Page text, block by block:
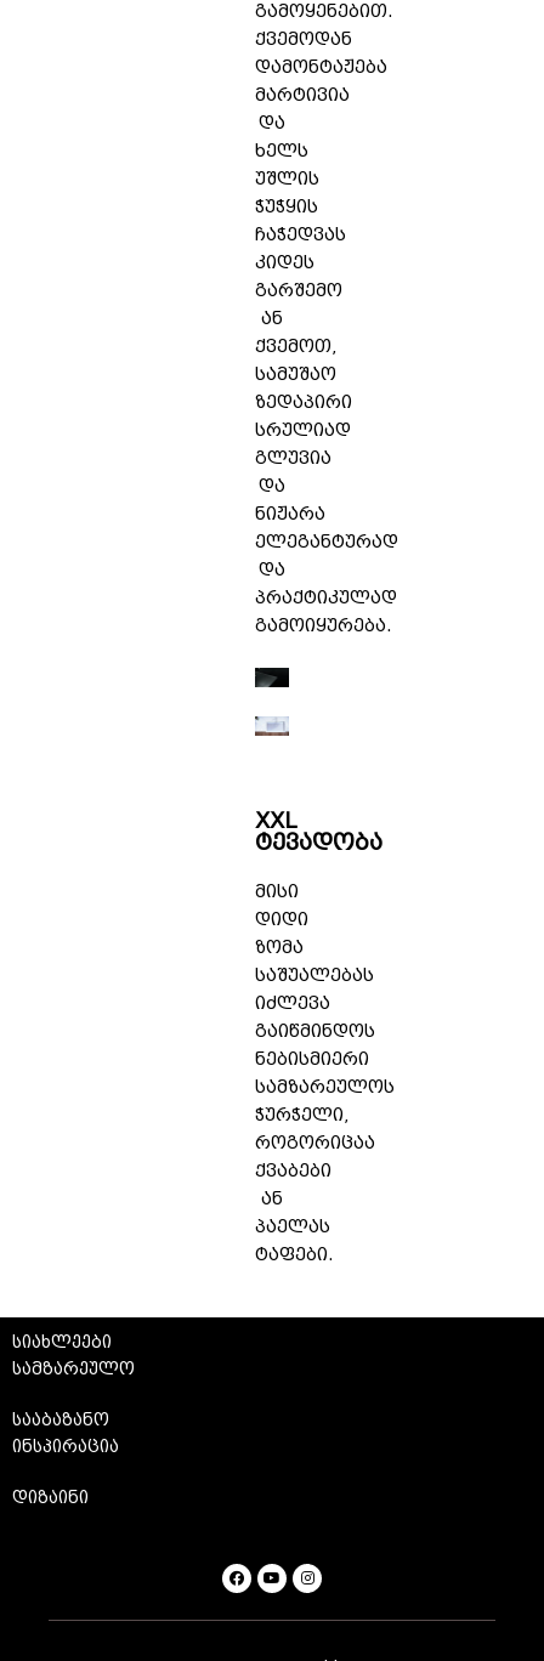
გამოყენებით.
ქვემოდან
დამონტაჟება
მარტივია
და
ხელს
უშლის
ჭუჭყის
ჩაჭედვას
კიდეს
გარშემო
ან
ქვემოთ,
სამუშაო
ზედაპირი
სრულიად
გლუვია
და
ნიჟარა
ელეგანტურად
და
პრაქტიკულად
გამოიყურება.
XXL
ტევადობა
მისი
დიდი
ზომა
საშუალებას
იძლევა
გაიწმინდოს
ნებისმიერი
სამზარეულოს
ჭურჭელი,
როგორიცაა
ქვაბები
ან
პაელას
ტაფები.
სიახლეები
სამზარეულო
სააბაზანო
ინსპირაცია
დიზაინი